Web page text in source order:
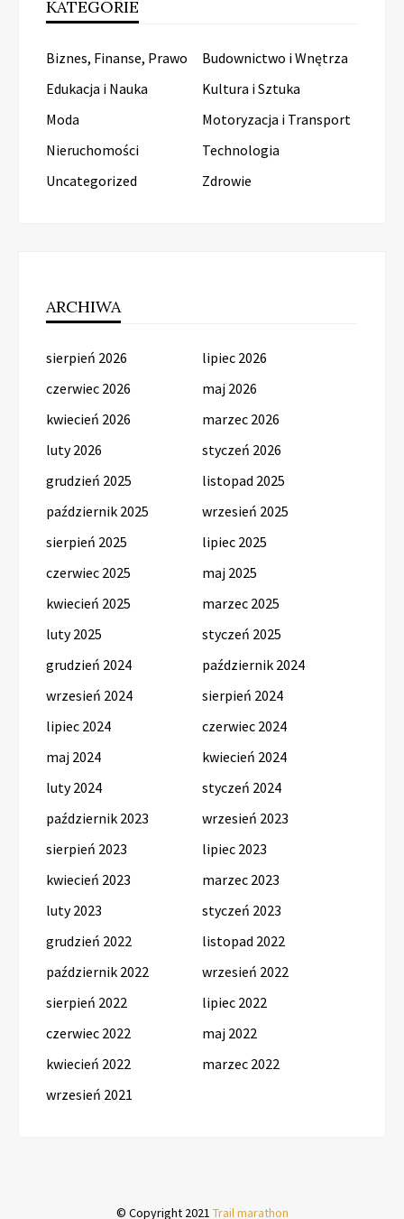
KATEGORIE
Biznes, Finanse, Prawo
Budownictwo i Wnętrza
Edukacja i Nauka
Kultura i Sztuka
Moda
Motoryzacja i Transport
Nieruchomości
Technologia
Uncategorized
Zdrowie
ARCHIWA
sierpień 2026
lipiec 2026
czerwiec 2026
maj 2026
kwiecień 2026
marzec 2026
luty 2026
styczeń 2026
grudzień 2025
listopad 2025
październik 2025
wrzesień 2025
sierpień 2025
lipiec 2025
czerwiec 2025
maj 2025
kwiecień 2025
marzec 2025
luty 2025
styczeń 2025
grudzień 2024
październik 2024
wrzesień 2024
sierpień 2024
lipiec 2024
czerwiec 2024
maj 2024
kwiecień 2024
luty 2024
styczeń 2024
październik 2023
wrzesień 2023
sierpień 2023
lipiec 2023
kwiecień 2023
marzec 2023
luty 2023
styczeń 2023
grudzień 2022
listopad 2022
październik 2022
wrzesień 2022
sierpień 2022
lipiec 2022
czerwiec 2022
maj 2022
kwiecień 2022
marzec 2022
wrzesień 2021
© Copyright 2021 Trail marathon